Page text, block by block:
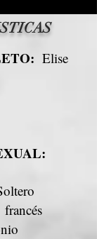
Elise
francés